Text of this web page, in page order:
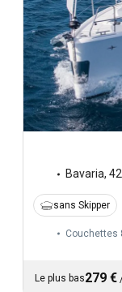
Bavaria,
sans Skipper
Couchettes
Le plus bas279 €